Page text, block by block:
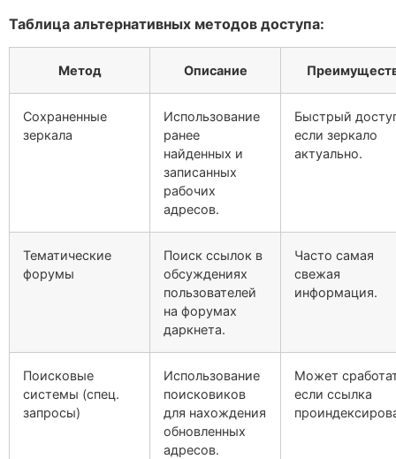
Таблица альтернативных методов доступа:
Метод Описание
Сохраненные
зеркала
Использование
ранее
найденных и
записанных
рабочих
адресов.
Быстрый
если зеркало
актуально.
Тематические
форумы
Поиск ссылок в
обсуждениях
пользователей
на форумах
даркнета.
Часто самая
свежая
информация.
Поисковые
системы (спец.
запросы)
Использование
поисковиков
для нахождения
обновленных
адресов.
Может
если ссылка